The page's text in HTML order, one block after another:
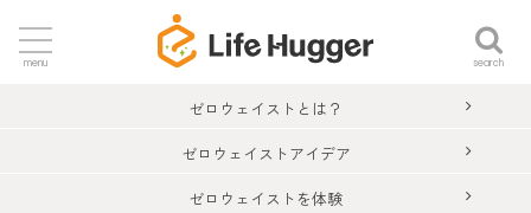
search
menu
ゼロウェイストとは？
ゼロウェイストアイデア
ゼロウェイストを体験